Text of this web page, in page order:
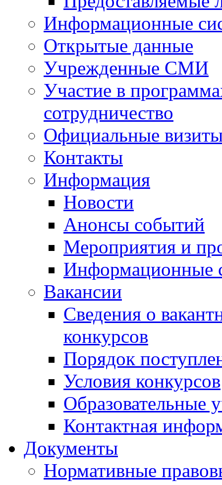
Информационные
Открытые данные
Учрежденные СМИ
Участие в
сотрудничество
Официальные
Контакты
Информация
Новости
Анонсы событий
Мероприятия и
Информационные
Вакансии
Сведения о
конкурсов
Порядок
Условия конкурсов
Образовательные
Контактная
Документы
Нормативные